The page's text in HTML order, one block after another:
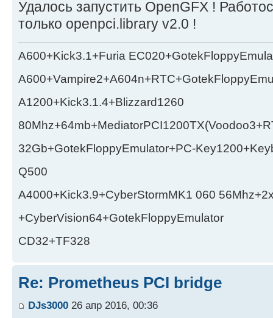
Удалось запустить OpenGFX !
только openpci.library v2.0 !
A600+Kick3.1+Furia
A1200+Kick3.1.4+Blizzard1260
32Gb+GotekFloppyEmulator+PC-
Q500
A4000+Kick3.9+CyberStormMK1 060
+CyberVision64+GotekFloppyEmulator
CD32+TF328
Re: Prometheus PCI bridge
DJs3000 26 апр 2016, 00:36